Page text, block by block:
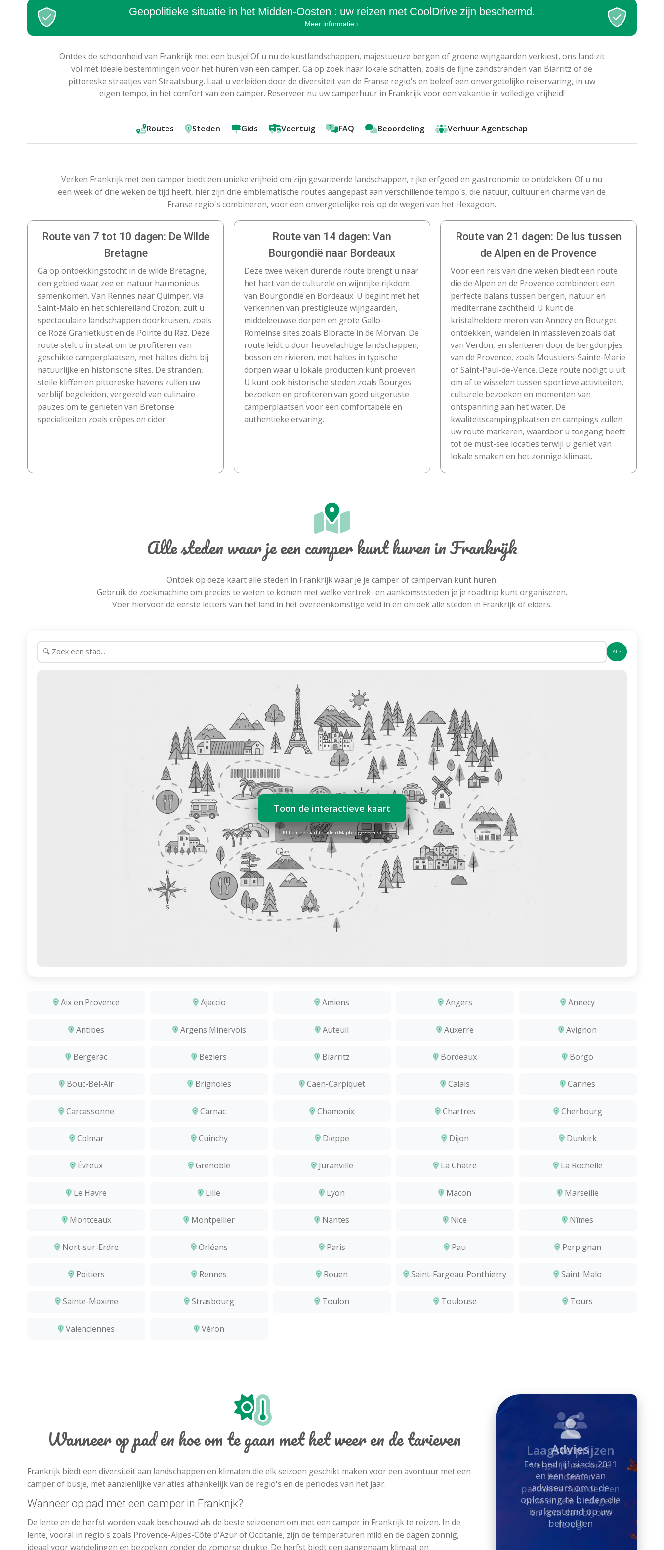
Geopolitieke situatie in het Midden-Oosten : uw reizen met CoolDrive zijn beschermd.
Meer informatie ›
Ontdek de schoonheid van Frankrijk met een busje! Of u nu de kustlandschappen, majestueuze bergen of groene wijngaarden verkiest, ons land zit
vol met ideale bestemmingen voor het huren van een camper. Ga op zoek naar lokale schatten, zoals de fijne zandstranden van Biarritz of de
pittoreske straatjes van Straatsburg. Laat u verleiden door de diversiteit van de Franse regio's en beleef een onvergetelijke reiservaring, in uw
eigen tempo, in het comfort van een camper. Reserveer nu uw camperhuur in Frankrijk voor een vakantie in volledige vrijheid!
Routes Steden Gids Voertuig FAQ Beoordeling Verhuur Agentschap
Verken Frankrijk met een camper biedt een unieke vrijheid om zijn gevarieerde landschappen, rijke erfgoed en gastronomie te ontdekken. Of u nu
een week of drie weken de tijd heeft, hier zijn drie emblematische routes aangepast aan verschillende tempo's, die natuur, cultuur en charme van de
Franse regio's combineren, voor een onvergetelijke reis op de wegen van het Hexagoon.
Route van 7 tot 10 dagen: De Wilde
Bretagne
Ga op ontdekkingstocht in de wilde Bretagne,
een gebied waar zee en natuur harmonieus
samenkomen. Van Rennes naar Quimper, via
Saint-Malo en het schiereiland Crozon, zult u
spectaculaire landschappen doorkruisen, zoals
de Roze Granietkust en de Pointe du Raz. Deze
route stelt u in staat om te profiteren van
geschikte camperplaatsen, met haltes dicht bij
natuurlijke en historische sites. De stranden,
steile kliffen en pittoreske havens zullen uw
verblijf begeleiden, vergezeld van culinaire
pauzes om te genieten van Bretonse
specialiteiten zoals crêpes en cider.
Route van 14 dagen: Van
Bourgondië naar Bordeaux
Deze twee weken durende route brengt u naar
het hart van de culturele en wijnrijke rijkdom
van Bourgondië en Bordeaux. U begint met het
verkennen van prestigieuze wijngaarden,
middeleeuwse dorpen en grote Gallo-
Romeinse sites zoals Bibracte in de Morvan. De
route leidt u door heuvelachtige landschappen,
bossen en rivieren, met haltes in typische
dorpen waar u lokale producten kunt proeven.
U kunt ook historische steden zoals Bourges
bezoeken en profiteren van goed uitgeruste
camperplaatsen voor een comfortabele en
authentieke ervaring.
Route van 21 dagen: De lus tussen
de Alpen en de Provence
Voor een reis van drie weken biedt een route
die de Alpen en de Provence combineert een
perfecte balans tussen bergen, natuur en
mediterrane zachtheid. U kunt de
kristalheldere meren van Annecy en Bourget
ontdekken, wandelen in massieven zoals dat
van Verdon, en slenteren door de bergdorpjes
van de Provence, zoals Moustiers-Sainte-Marie
of Saint-Paul-de-Vence. Deze route nodigt u uit
om af te wisselen tussen sportieve activiteiten,
culturele bezoeken en momenten van
ontspanning aan het water. De
kwaliteitscampingplaatsen en campings zullen
uw route markeren, waardoor u toegang heeft
tot de must-see locaties terwijl u geniet van
lokale smaken en het zonnige klimaat.
Alle steden waar je een camper kunt huren in Frankrijk
Ontdek op deze kaart alle steden in Frankrijk waar je je camper of campervan kunt huren.
Gebruik de zoekmachine om precies te weten te komen met welke vertrek- en aankomststeden je je roadtrip kunt organiseren.
Voer hiervoor de eerste letters van het land in het overeenkomstige veld in en ontdek alle steden in Frankrijk of elders.
Alle
Toon de interactieve kaart
Klik om de kaart te laden (Mapbox-gegevens)
Aix en Provence Ajaccio Amiens Angers Annecy
Antibes Argens Minervois Auteuil Auxerre Avignon
Bergerac Beziers Biarritz Bordeaux Borgo
Bouc-Bel-Air Brignoles Caen-Carpiquet Calais Cannes
Carcassonne Carnac Chamonix Chartres Cherbourg
Colmar Cuinchy Dieppe Dijon Dunkirk
Évreux Grenoble Juranville La Châtre La Rochelle
Le Havre Lille Lyon Macon Marseille
Montceaux Montpellier Nantes Nice Nîmes
Nort-sur-Erdre Orléans Paris Pau Perpignan
Poitiers Rennes Rouen Saint-Fargeau-Ponthierry Saint-Malo
Sainte-Maxime Strasbourg Toulon Toulouse Tours
Valenciennes Véron
Wanneer op pad en hoe om te gaan met het weer en de tarieven
Frankrijk biedt een diversiteit aan landschappen en klimaten die elk seizoen geschikt maken voor een avontuur met een
camper of busje, met aanzienlijke variaties afhankelijk van de regio's en de periodes van het jaar.
Wanneer op pad met een camper in Frankrijk?
De lente en de herfst worden vaak beschouwd als de beste seizoenen om met een camper in Frankrijk te reizen. In de
lente, vooral in regio's zoals Provence-Alpes-Côte d'Azur of Occitanie, zijn de temperaturen mild en de dagen zonnig,
ideaal voor wandelingen en bezoeken zonder de zomerse drukte. De herfst biedt een aangenaam klimaat en
Laagste prijzen
Vergelijk met onze
honderden
partnerverhuurders en
onze enkele uitdagers
en kom dan bij ons
terug!